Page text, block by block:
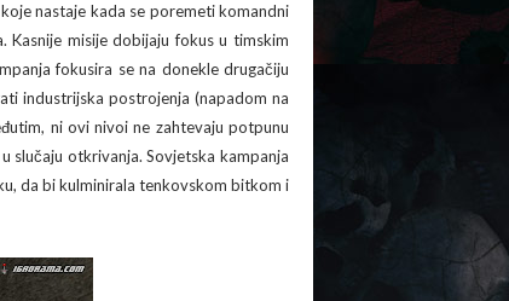
nastaje kada se poremeti komandni
Kasnije misije dobijaju fokus u timskim
fokusira se na donekle drugačiju
industrijska postrojenja (napadom na
ni ovi nivoi ne zahtevaju potpunu
slučaju otkrivanja. Sovjetska kampanja
da bi kulminirala tenkovskom bitkom i